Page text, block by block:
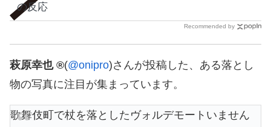
の反応
Recommended by
萩原幸也 ®️(@onipro)さんが投稿した、ある落とし
物の写真に注目が集まっています。
歌舞伎町で杖を落としたヴォルデモートいません